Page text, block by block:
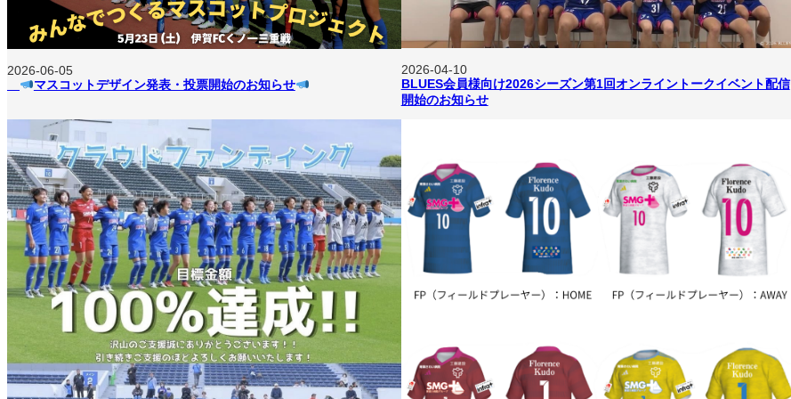
2026-06-05
マスコットデザイン発表・投票開始のお知らせ
2026-04-10
BLUES会員様向け2026シーズン第1回オンライントークイベント配信
開始のお知らせ